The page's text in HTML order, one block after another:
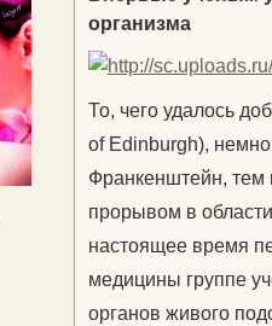
организма
То, чего удалось
of Edinburgh),
Франкенштейн, тем
прорывом в
настоящее время
медицины группе
органов живого